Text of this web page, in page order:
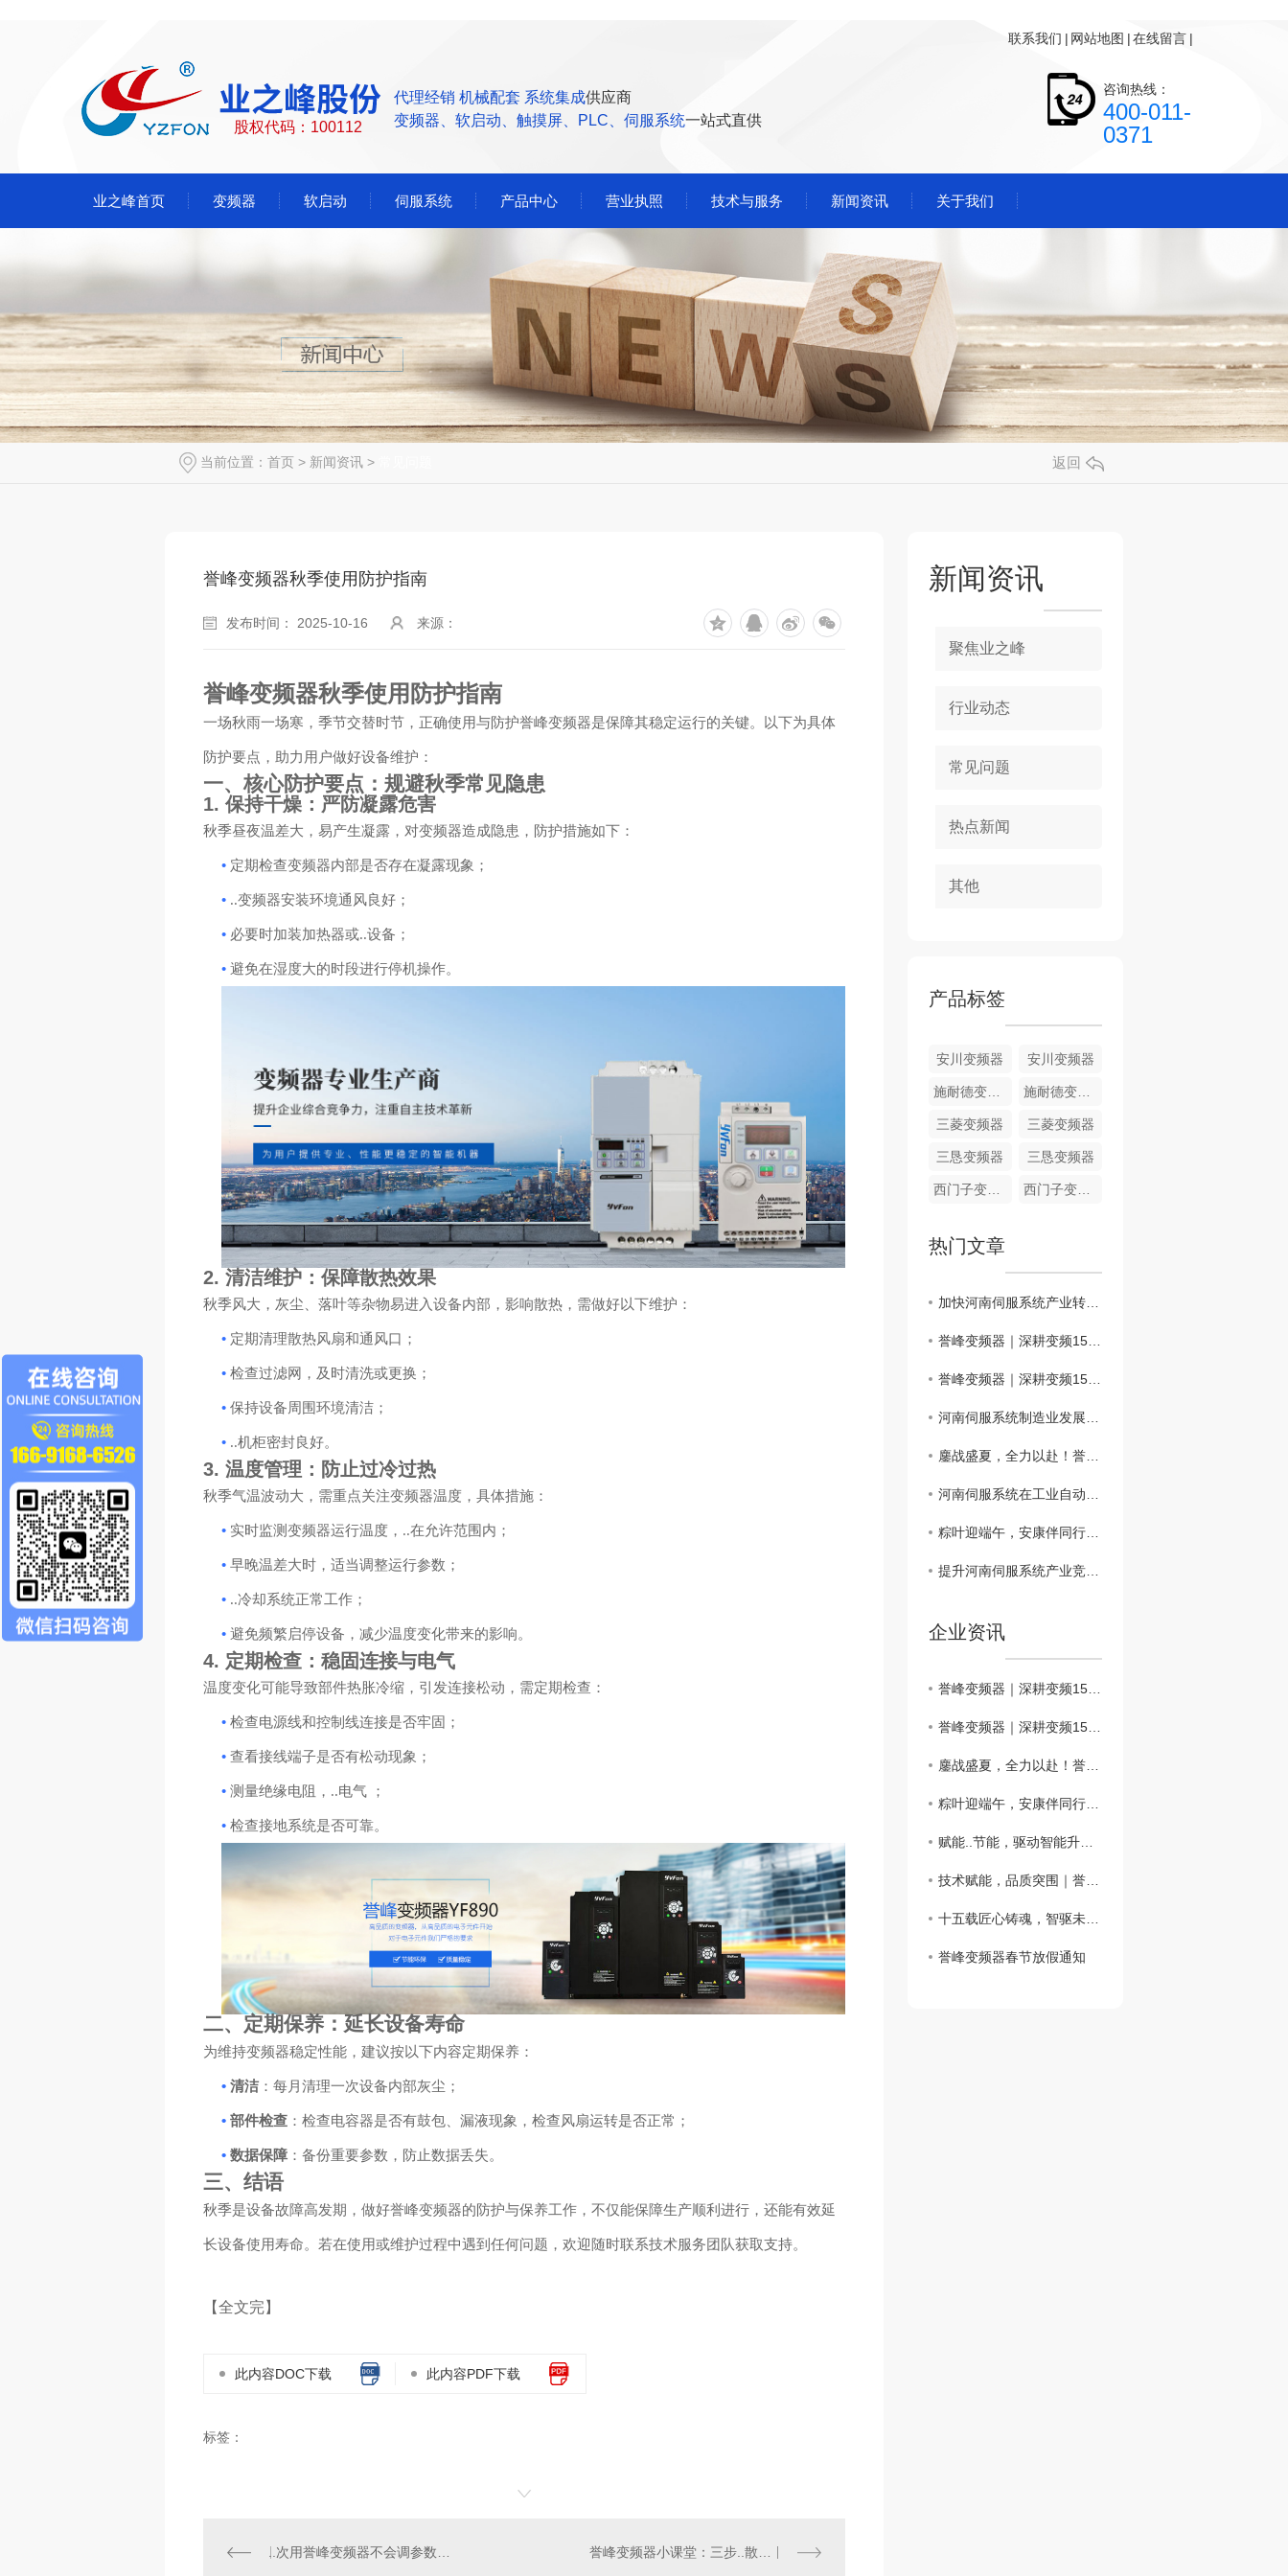
联系我们 | 网站地图 |在线留言 |
股权代码：100112
代理经销 机械配套 系统集成供应商
变频器、软启动、触摸屏、PLC、伺服系统一站式直供
咨询热线：
400-011-
0371
业之峰首页 变频器 软启动 伺服系统 产品中心 营业执照 技术与服务 新闻资讯 关于我们
当前位置： 首页 > 新闻资讯 > 返回
誉峰变频器秋季使用防护指南
发布时间： 2025-10-16 来源：
誉峰变频器秋季使用防护指南
一场秋雨一场寒，季节交替时节，正确使用与防护誉峰变频器是保障其稳定运行的关键。以下为具体
防护要点，助力用户做好设备维护：
一、核心防护要点：规避秋季常见隐患
1. 保持干燥：严防凝露危害
秋季昼夜温差大，易产生凝露，对变频器造成隐患，防护措施如下：
• 定期检查变频器内部是否存在凝露现象；
• ..变频器安装环境通风良好；
• 必要时加装加热器或..设备；
• 避免在湿度大的时段进行停机操作。
2. 清洁维护：保障散热效果
秋季风大，灰尘、落叶等杂物易进入设备内部，影响散热，需做好以下维护：
• 定期清理散热风扇和通风口；
• 检查过滤网，及时清洗或更换；
• 保持设备周围环境清洁；
• ..机柜密封良好。
3. 温度管理：防止过冷过热
秋季气温波动大，需重点关注变频器温度，具体措施：
• 实时监测变频器运行温度，..在允许范围内；
• 早晚温差大时，适当调整运行参数；
• ..冷却系统正常工作；
• 避免频繁启停设备，减少温度变化带来的影响。
4. 定期检查：稳固连接与电气
温度变化可能导致部件热胀冷缩，引发连接松动，需定期检查：
• 检查电源线和控制线连接是否牢固；
• 查看接线端子是否有松动现象；
• 测量绝缘电阻，..电气 ；
• 检查接地系统是否可靠。
二、定期保养：延长设备寿命
为维持变频器稳定性能，建议按以下内容定期保养：
• 清洁：每月清理一次设备内部灰尘；
• 部件检查 ：检查电容器是否有鼓包、漏液现象，检查风扇运转是否正常；
• 数据保障 ：备份重要参数，防止数据丢失。
三、结语
秋季是设备故障高发期，做好誉峰变频器的防护与保养工作，不仅能保障生产顺利进行，还能有效延
长设备使用寿命。若在使用或维护过程中遇到任何问题，欢迎随时联系技术服务团队获取支持。
【全文完】
此内容DOC下载 此内容PDF下载
标签：
新闻资讯
聚焦业之峰
行业动态
常见问题
热点新闻
其他
产品标签
安川变频器 安川变频器
施耐德变频器 施耐德变频器
三菱变频器 三菱变频器
三恳变频器 三恳变频器
西门子变频器 西门子变频器
热门文章
加快河南伺服系统产业转型升级的路径探讨
誉峰变频器｜深耕变频15载，以硬核科技，定义工业传动新标杆
誉峰变频器｜深耕变频15载，以硬核科技，定义工业传动新标杆
河南伺服系统制造业发展挑战与机遇解析
鏖战盛夏，全力以赴！誉峰变频器正式出征2026牛商争霸赛
河南伺服系统在工业自动化中的应用与展望
粽叶迎端午，安康伴同行｜誉峰变频器2026年端午节放假通知
提升河南伺服系统产业竞争力的关键因素探讨
企业资讯
誉峰变频器｜深耕变频15载，以硬核科技，定义工业传动新标杆
誉峰变频器｜深耕变频15载，以硬核科技，定义工业传动新标杆
鏖战盛夏，全力以赴！誉峰变频器正式出征2026牛商争霸赛
粽叶迎端午，安康伴同行｜誉峰变频器2026年端午节放假通知
赋能..节能，驱动智能升级——变频器的..解析
技术赋能，品质突围｜誉峰变频器..国产变频设备高质量发展
十五载匠心铸魂，智驱未来启新程——誉峰变频器15..典致敬每一份同行与坚守
誉峰变频器春节放假通知